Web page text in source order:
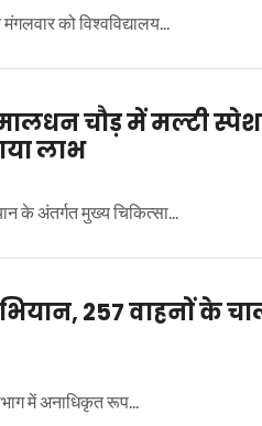
को विश्वविद्यालय...
चौड़ में मल्टी
लाभ
के अंतर्गत मुख्य चिकित्सा...
257 वाहनों के
में अनाधिकृत रूप...